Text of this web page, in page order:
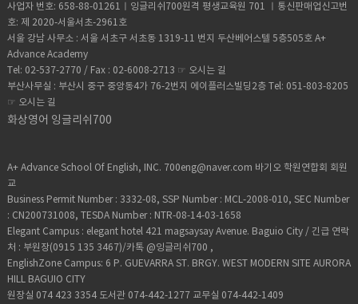
사업자 번호: 658-88-01261ㅣ잉글리쉬700원격 평생교육원 701 ㅣ통신판매업신고번
호: 제 2020-서울서초-2961호
서울 강남 사무소 : 서울 서초구 서초동 1319-11 번지 두산베어스텔 5층505호 A+
Advance Academy
Tel: 02-537-2770 / Fax : 02-6008-2713 ☞ 오시는 길
부산사무실 : 부산시 중구 중앙동4가 76-2번지 에이플러스빌딩2층 Tel: 051-803-8205
☞ 오시는 길
화상영어 잉글리쉬700
A+ Advance School Of English, INC. 700eng@naver.com 바기오 학원연합회 회원
교
Business Permit Number : 3332-08, SSP Number : MCL-2008-010, SEC Number
: CN200731008, TESDA Number : NTR-08-14-03-1658
Elegant Campus : elegant hotel 421 magsaysay Avenue. Baguio City / 긴급 연락
처 : 부원장(0915 135 3467)/카톡 @잉글리쉬700 ,
EnglishZone Campus: 6 P. GUEVARRA ST. BRGY. WEST MODERN SITE AURORA
HILL BAGUIO CITY
원장실 074 423 3354 도서관 074-442-1277 교무실 074-442-1409